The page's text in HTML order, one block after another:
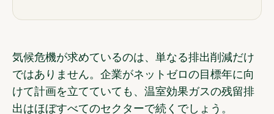
気候危機が求めているのは、単なる排出削減だけ
ではありません。企業がネットゼロの目標年に向
けて計画を立てていても、温室効果ガスの残留排
出はほぼすべてのセクターで続くでしょう。